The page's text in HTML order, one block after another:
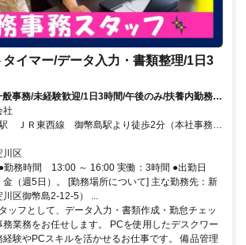
イマー/データ入力・書類整理/1日3
事務/未経験歓迎/1日3時間/午後のみ/扶養内勤務/
社
川区
勤務時間 13:00 ～ 16:00 実働：3時間 ●出勤日
金（週5日）。 [勤務場所について] 主な勤務先：新
区御幣島2-12-5） ...
ッフとして、データ入力・書類作成・勤怠チェッ
務業務をお任せします。 PCを使用したデスクワー
経験やPCスキルを活かせるお仕事です。 備品管理